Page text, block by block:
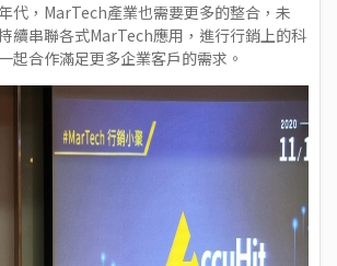
代，MarTech產業也需要更多的整合，未
續串聯各式MarTech應用，進行行銷上的科
起合作滿足更多企業客戶的需求。